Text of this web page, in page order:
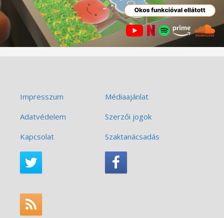
Impresszum
Médiaajánlat
Adatvédelem
Szerzői jogok
Kapcsolat
Szaktanácsadás